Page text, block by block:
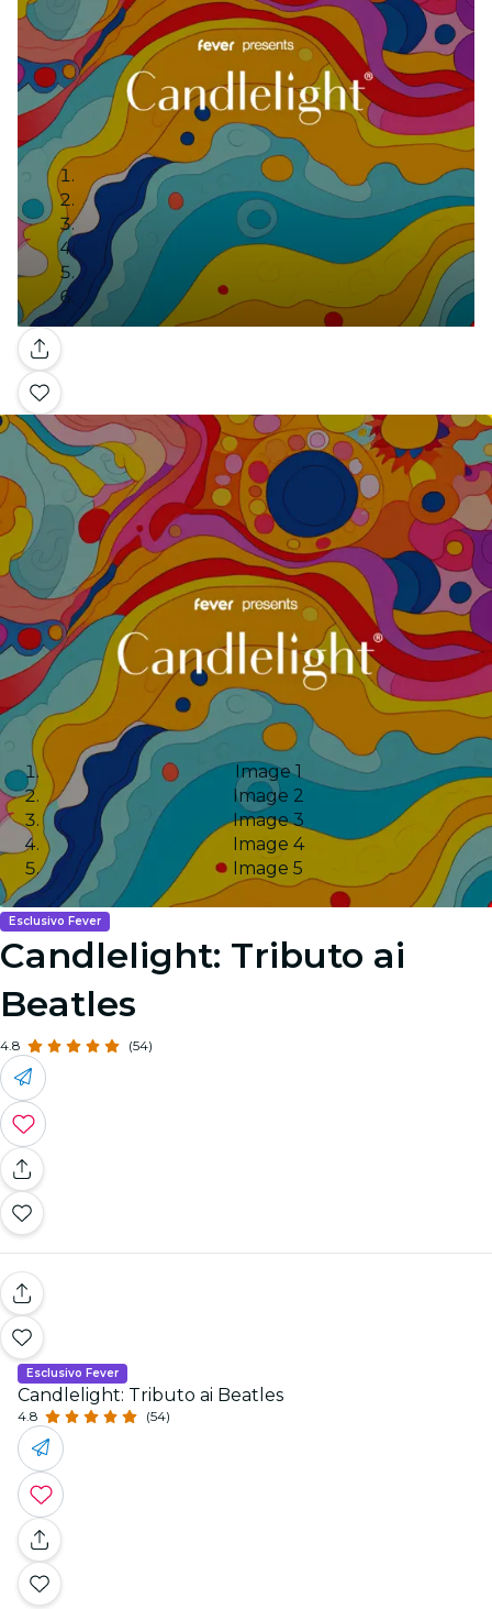
Galleria
Image 1
Image 2
Image 3
Image 4
Image 5
Esclusivo Fever
Candlelight: Tributo ai
Beatles
4.8 (54)
Esclusivo Fever
Candlelight: Tributo ai Beatles
4.8 (54)